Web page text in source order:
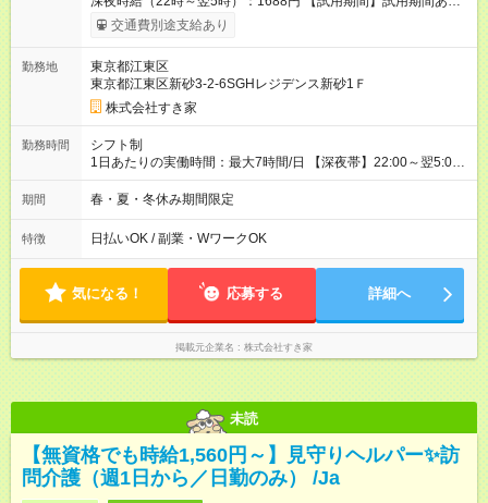
試用期間の長さ：1ヶ月 雇用形態、給与は本採用時と同じです。
試用期間の実態は30日（※条件変更なし）ですが、切り上げで
同時給）
交通費別途支給あり
勤務地
東京都江東区
東京都江東区新砂3-2-6SGHレジデンス新砂1Ｆ
株式会社すき家
勤務時間
シフト制
1日あたりの実働時間：最大7時間/日 【深夜帯】22:00～翌5:00
週2日～・1日2h～OK◎ ※22:00から翌5:00までは18歳以上の方
のみ勤務可能です（18歳未満の深夜業務禁止のため） ★深夜で
す。 必ず、2名以上での勤務を行いますので、安心して働けま
す。
期間 春・夏・冬休み期間限定
特徴 日払いOK / 副業・WワークOK
気になる！ 応募する 詳細へ
掲載元企業名 株式会社すき家
未読
【無資格でも時給1,560円～】見守りヘルパー✨訪
問介護（週1日から／日勤のみ） /Ja